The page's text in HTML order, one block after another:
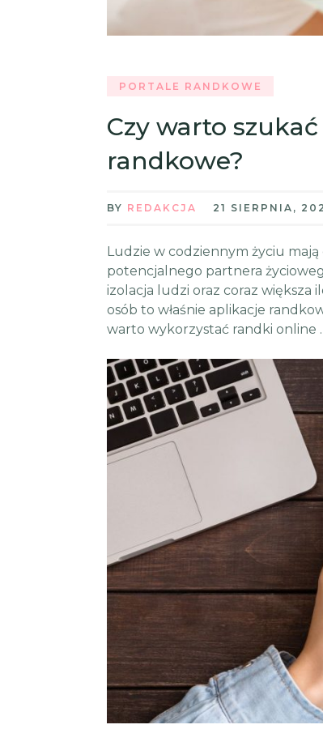
PORTALE RANDKOWE
Czy warto
randkowe?
BY REDAKCJA 21 SIERPNIA,
Ludzie w codziennym życiu
potencjalnego partnera
izolacja ludzi oraz coraz większa
osób to właśnie aplikacje
warto wykorzystać randki online